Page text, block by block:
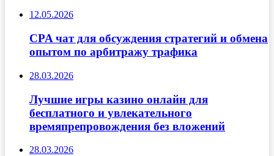
12.05.2026
CPA чат для обсуждения стратегий и обмена
опытом по арбитражу трафика
28.03.2026
Лучшие игры казино онлайн для
бесплатного и увлекательного
времяпрепровождения без вложений
28.03.2026